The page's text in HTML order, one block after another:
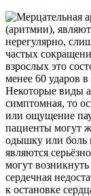
(аритмии),
нерегулярно,
частых
взрослых это
менее 60 ударов
Некоторые виды
симптомная, то
или ощущение
пациенты могут
одышку или боль
являются
могут
сердечная
к остановке